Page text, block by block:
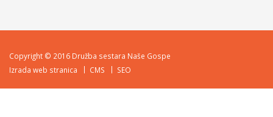
Copyright © 2016 Družba sestara Naše Gospe
Izrada web stranica
CMS SEO